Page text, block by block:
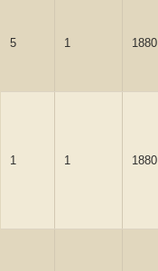
5 1 1880
1 1 1880